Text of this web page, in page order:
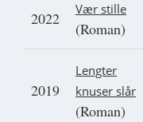
2022 Vær stille
(Roman)
2019
Lengter
knuser slår
(Roman)